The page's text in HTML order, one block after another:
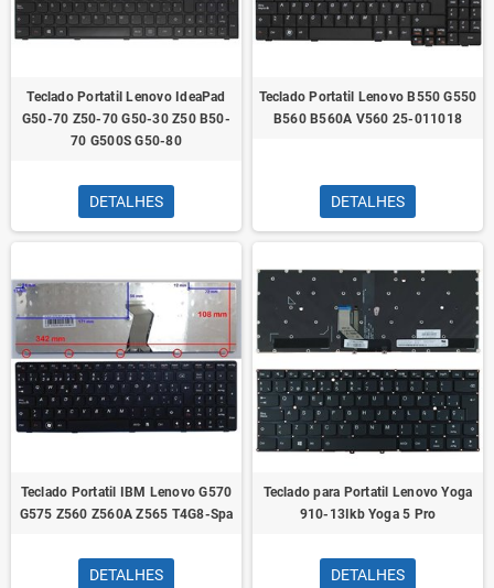
Teclado Portatil Lenovo IdeaPad
G50-70 Z50-70 G50-30 Z50 B50-
70 G500S G50-80
DETALHES
Teclado Portatil Lenovo B550 G550
B560 B560A V560 25-011018
DETALHES
Teclado Portatil IBM Lenovo G570
G575 Z560 Z560A Z565 T4G8-Spa
DETALHES
Teclado para Portatil Lenovo Yoga
910-13Ikb Yoga 5 Pro
DETALHES